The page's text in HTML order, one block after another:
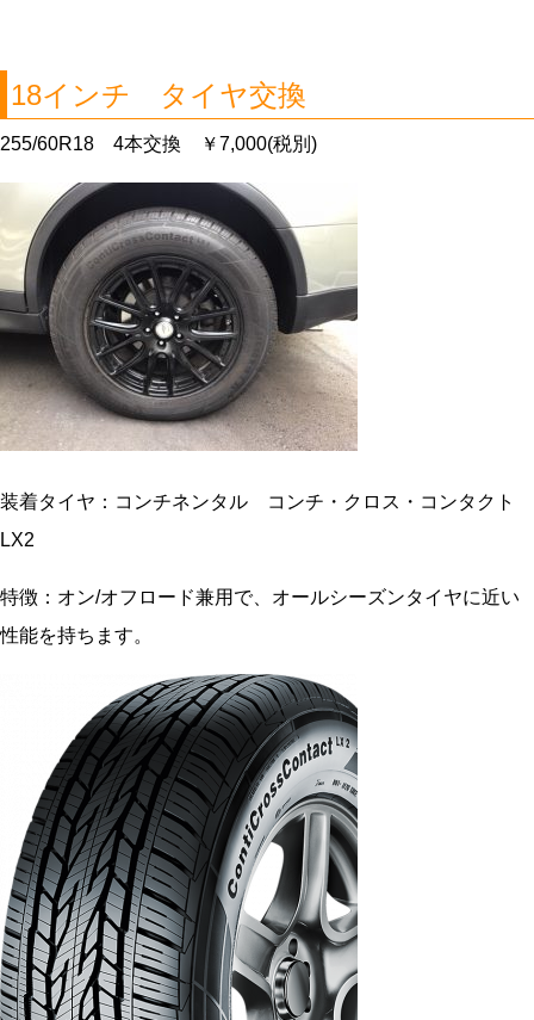
18インチ タイヤ交換
255/60R18 4本交換 ￥7,000(税別)
装着タイヤ：コンチネンタル コンチ・クロス・コンタクト
LX2
特徴：オン/オフロード兼用で、オールシーズンタイヤに近い
性能を持ちます。